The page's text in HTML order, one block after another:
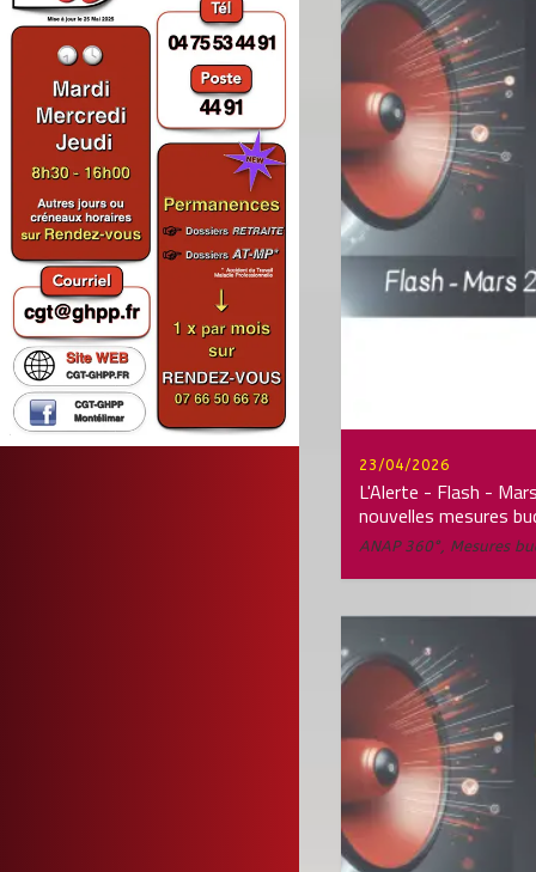
23/04/2026
L'Alerte - Flash -
nouvelles mesures
ANAP 360°, Mesures